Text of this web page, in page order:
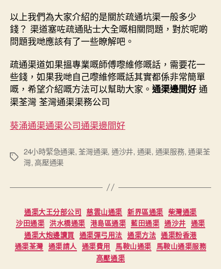
以上我們為大家介紹的是關於疏通坑渠一般多少
錢？ 渠道塞咗疏通貼士大全嘅相關問題，對於呢啲
問題我哋應該有了一些瞭解吧。
疏通渠道如果搵專業嘅師傅嚟維修嘅話，需要花一
些錢，如果我哋自己嚟維修嘅話其實都係非常簡單
嘅，希望介紹嘅方法可以幫助大家。 通渠邊間好通
渠荃灣 荃灣通渠渠務公司
葵涌通渠通渠公司通渠邊間好
Tags
24小時緊急通渠, 荃灣通渠, 通沙井, 通渠, 通渠服務,通渠荃
灣, 高壓通渠
Categories
通渠大王分部公司 慈雲山通渠 新界區通渠 柴灣通渠
沙田通渠 洪水橋通渠 港島區通渠 藍田通渠 通沙井 通渠
通渠大炮邊讀買 通渠彈弓用法 通渠方法 通渠粉香港
通渠荃灣 通渠請人 通渠費用 馬鞍山通渠 馬鞍山通渠服務
高壓通渠